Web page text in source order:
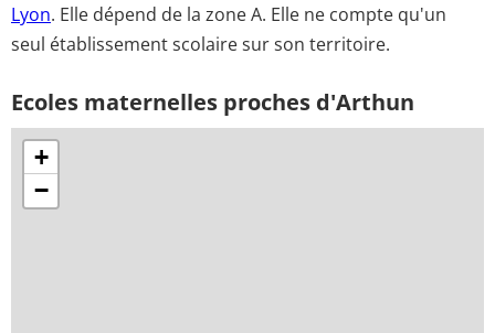
Lyon. Elle dépend de la zone A. Elle ne compte qu'un
seul établissement scolaire sur son territoire.
Ecoles maternelles proches d'Arthun
+
−